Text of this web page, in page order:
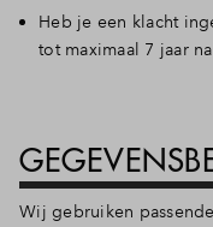
Heb je een klacht
tot maximaal 7 jaar
Wij gebruiken